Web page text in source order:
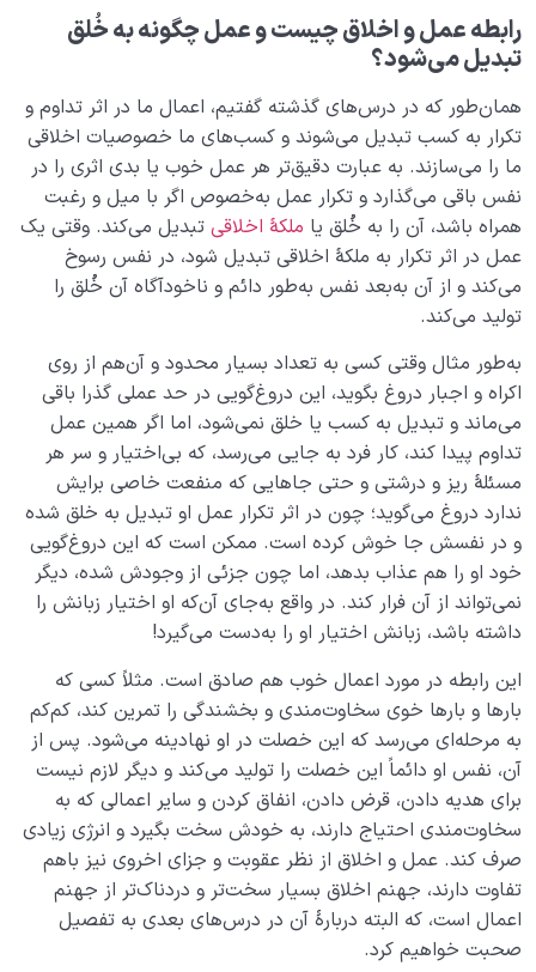
مهم‌ترین ویژگی‌ها و شباهت‌های دنیا و آخرت چیست؟
تفاوت‌های دنیا و آخرت چیست و هرکدام چه برتری‌هایی
نسبت به هم دارند؟
اعتقاد یا عدم اعتقاد به آخرت چه تاثیری بر سبک زندگی ما
دارد؟
چگونه تحمل سختی‌ ها را آسان و لذت‌ بخش کنیم؟
احساس غم در اثر چه عواملی به‌ وجود می‌ آید و چگونه
مشکلات دنیا برای چیست و کدام بخش از وجود ما را درگیر
می کند؟
مرگ یا تولد؟ 0/13
دنیا؛ باشگاه انسان‌سازی 0/8
چگونه انسان شویم؟ 0/18
رابطه عمل و اخلاق چیست و عمل چگونه به خُلق
تبدیل می‌شود؟
همان‌طور که در درس‌های گذشته گفتیم، اعمال ما در اثر تداوم و
تکرار به کسب تبدیل می‌شوند و کسب‌های ما خصوصیات اخلاقی
ما را می‌سازند. به عبارت دقیق‌تر هر عمل خوب یا بدی اثری را در
نفس باقی می‌گذارد و تکرار عمل به‌خصوص اگر با میل و رغبت
همراه باشد، آن را به خُلق یا ملکۀ اخلاقی تبدیل می‌کند. وقتی یک
عمل در اثر تکرار به ملکۀ اخلاقی تبدیل شود، در نفس رسوخ
می‌کند و از آن به‌بعد نفس به‌طور دائم و ناخودآگاه آن خُلق را
تولید می‌کند.
به‌طور مثال وقتی کسی به تعداد بسیار محدود و آن‌هم از روی
اکراه و اجبار دروغ بگوید، این دروغ‌گویی در حد عملی گذرا باقی
می‌ماند و تبدیل به کسب یا خلق نمی‌شود، اما اگر همین عمل
تداوم پیدا کند، کار فرد به جایی می‌رسد، که بی‌اختیار و سر هر
مسئلۀ ریز و درشتی و حتی جاهایی که منفعت خاصی برایش
ندارد دروغ می‌گوید؛ چون در اثر تکرار عمل او تبدیل به خلق شده
و در نفسش جا خوش کرده است. ممکن است که این دروغ‌گویی
خود او را هم عذاب بدهد، اما چون جزئی از وجودش شده، دیگر
نمی‌تواند از آن فرار کند. در واقع به‌جای آن‌که او اختیار زبانش را
داشته باشد، زبانش اختیار او را به‌دست می‌گیرد!
این رابطه در مورد اعمال خوب هم صادق است. مثلاً کسی که
بارها و بارها خوی سخاوت‌مندی و بخشندگی را تمرین کند، کم‌کم
به مرحله‌ای می‌رسد که این خصلت در او نهادینه می‌شود. پس از
آن، نفس او دائماً این خصلت را تولید می‌کند و دیگر لازم نیست
برای هدیه دادن، قرض دادن، انفاق کردن و سایر اعمالی که به
سخاوت‌مندی احتیاج دارند، به خودش سخت بگیرد و انرژی زیادی
صرف کند. عمل و اخلاق از نظر عقوبت و جزای اخروی نیز باهم
تفاوت دارند، جهنم اخلاق بسیار سخت‌تر و دردناک‌تر از جهنم
اعمال است، که البته دربارۀ آن در درس‌های بعدی به تفصیل
صحبت خواهیم کرد.